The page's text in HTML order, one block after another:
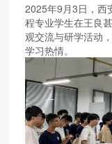
2025年9月3日，西
程专业学生在王良
观交流与研学活动
学习热情。